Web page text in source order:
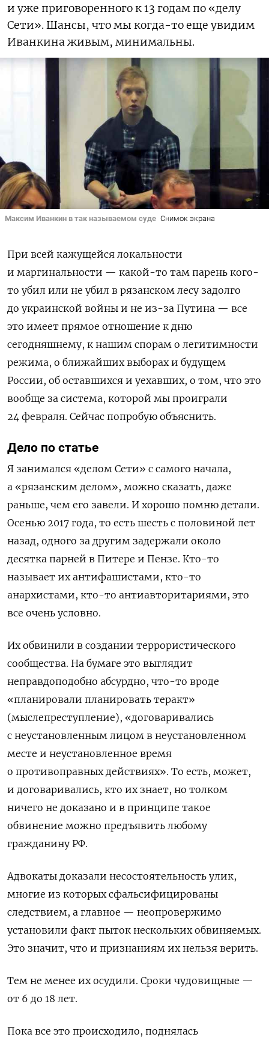
и уже приговоренного к 13 годам по «делу
Сети». Шансы, что мы когда-то еще увидим
Иванкина живым, минимальны.
Максим Иванкин в так называемом суде Снимок экрана
При всей кажущейся локальности
и маргинальности — какой-то там парень кого-
то убил или не убил в рязанском лесу задолго
до украинской войны и не из-за Путина — все
это имеет прямое отношение к дню
сегодняшнему, к нашим спорам о легитимности
режима, о ближайших выборах и будущем
России, об оставшихся и уехавших, о том, что это
вообще за система, которой мы проиграли
24 февраля. Сейчас попробую объяснить.
Дело по статье
Я занимался «делом Сети» с самого начала,
а «рязанским делом», можно сказать, даже
раньше, чем его завели. И хорошо помню детали.
Осенью 2017 года, то есть шесть с половиной лет
назад, одного за другим задержали около
десятка парней в Питере и Пензе. Кто-то
называет их антифашистами, кто-то
анархистами, кто-то антиавторитариями, это
все очень условно.
Их обвинили в создании террористического
сообщества. На бумаге это выглядит
неправдоподобно абсурдно, что-то вроде
«планировали планировать теракт»
(мыслепреступление), «договаривались
с неустановленным лицом в неустановленном
месте и неустановленное время
о противоправных действиях». То есть, может,
и договаривались, кто их знает, но толком
ничего не доказано и в принципе такое
обвинение можно предъявить любому
гражданину РФ.
Адвокаты доказали несостоятельность улик,
многие из которых сфальсифицированы
следствием, а главное — неопровержимо
установили факт пыток нескольких обвиняемых.
Это значит, что и признаниям их нельзя верить.
Тем не менее их осудили. Сроки чудовищные —
от 6 до 18 лет.
Пока все это происходило, поднялась